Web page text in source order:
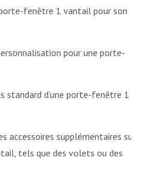
fenêtre 1 vantail pour son
pour une porte-
standard d’une porte-fenêtre 1
accessoires supplémentaires sur
tels que des volets ou des